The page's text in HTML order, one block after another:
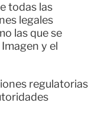
todas las
legales
las que se
y el
regulatorias